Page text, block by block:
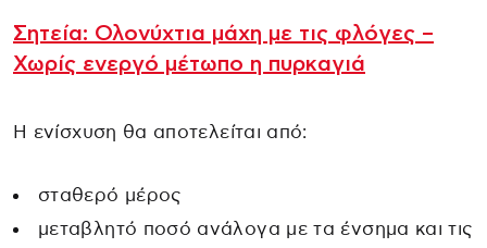
Σητεία: Ολονύχτια μάχη με τις φλόγες –
Χωρίς ενεργό μέτωπο η πυρκαγιά
Η ενίσχυση θα αποτελείται από:
σταθερό μέρος
μεταβλητό ποσό ανάλογα με τα ένσημα και τις